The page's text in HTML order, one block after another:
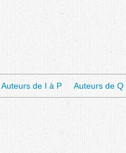
Auteurs de I à P Auteurs de Q